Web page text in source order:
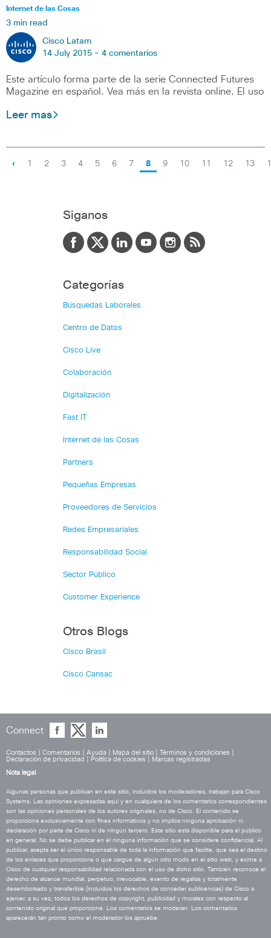
Internet de las Cosas
3 min read
Cisco Latam
14 July 2015 - 4 comentarios
Este artículo forma parte de la serie Connected Futures
Magazine en español. Vea más en la revista online. El uso
Leer mas
‹ 1 2 3 4 5 6 7 8 9 10 11 12 13
Siganos
Categorías
Búsquedas Laborales
Centro de Datos
Cisco Live
Colaboración
Digitalización
Fast IT
Internet de las Cosas
Partners
Pequeñas Empresas
Proveedores de Servicios
Redes Empresariales
Responsabilidad Social
Sector Público
Customer Experience
Otros Blogs
Cisco Brasil
Cisco Cansac
Connect
Contactos Comentarios Ayuda Mapa del sitio Términos y condiciones
Declaración de privacidad
Política de cookies
Marcas registradas
Nota legal
Algunas personas que publican en este sitio, incluidos los moderadores, trabajan para Cisco
Systems. Las opiniones expresadas aquí y en cualquiera de los comentarios correspondientes
son las opiniones personales de los autores originales, no de Cisco. El contenido se
proporciona exclusivamente con fines informativos y no implica ninguna aprobación ni
declaración por parte de Cisco ni de ningún tercero. Este sitio está disponible para el público
en general. No se debe publicar en él ninguna información que se considere confidencial. Al
publicar, acepta ser el único responsable de toda la información que facilite, que sea el destino
de los enlaces que proporcione o que cargue de algún otro modo en el sitio web, y exime a
Cisco de cualquier responsabilidad relacionada con el uso de dicho sitio. También reconoce el
derecho de alcance mundial, perpetuo, irrevocable, exento de regalías y totalmente
desembolsado y transferible (incluidos los derechos de conceder sublicencias) de Cisco a
ejercer, a su vez, todos los derechos de copyright, publicidad y morales con respecto al
contenido original que proporcione. Los comentarios se moderan. Los comentarios
aparecerán tan pronto como el moderador los apruebe.